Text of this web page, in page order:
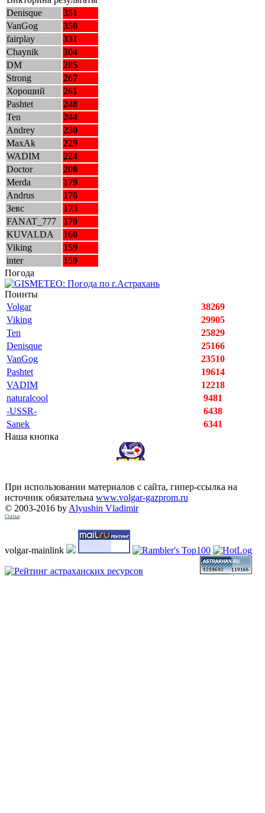
Denisque
351
VanGog
350
fairplay
331
Chaynik
304
DM
285
Strong
267
Хороший
261
Pashtet
248
Ten
244
Andrey
230
MaxAk
229
WADIM
224
Doctor
208
Merda
179
Andrus
176
Зевс
173
FANAT_777
170
KUVALDA
160
Viking
159
inter
159
Погода
Поинты
Volgar
38269
Viking
29905
Ten
25829
Denisque
25166
VanGog
23510
Pashtet
19614
VADIM
12218
naturalcool
9481
-USSR-
6438
Sanek
6341
Наша кнопка
При использовании материалов с сайта, гипер-ссылка на
источник обязательна www.volgar-gazprom.ru
© 2003-2016 by Alyushin Vladimir
Статьи
volgar-mainlink